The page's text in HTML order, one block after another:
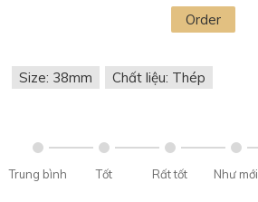
Order
Size: 38mm Chất liệu: Thép
Trung bình Tốt Rất tốt Như mới